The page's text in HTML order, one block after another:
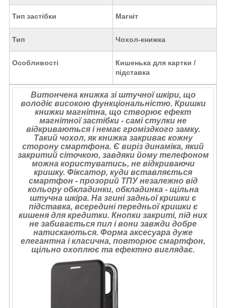
Тип застібки Магніт
Тип Чохол-книжка
Особливості
Кишенька для картки /
підставка
Витончена книжка зі штучної шкіри, що
володіє високою функціональністю. Кришки
книжки магнітна, що створює ефект
магнітної застібки - самі стулки не
відкриваються і немає громіздкого замку.
Такий чохол, як книжка закриває кожну
сторону смартфона. Є виріз динаміка, який
закритий сіточкою, завдяки йому телефоном
можна користуватись, не відкриваючи
кришку. Фіксатор, куди вставляється
смартфон - прозорий ТПУ незалежно від
кольору обкладинки, обкладинка - щільна
штучна шкіра. На згині задньої кришки є
підставка, всередині передньої кришки є
кишеня для кредитки. Кнопки закриті, під них
не забивається пил і вони завжди добре
натискаються. Форма аксесуара дуже
елегантна і класична, повторює смартфон,
щільно охоплює та ефектно виглядає.